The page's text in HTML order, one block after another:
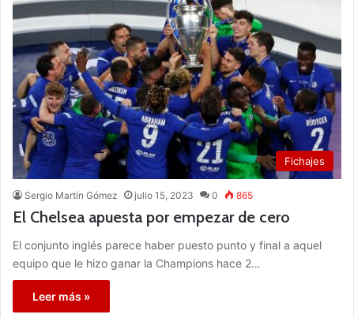
Fichajes
Sergio Martín Gómez julio 15, 2023 0 865
El Chelsea apuesta por empezar de cero
El conjunto inglés parece haber puesto punto y final a aquel
equipo que le hizo ganar la Champions hace 2…
Leer más »